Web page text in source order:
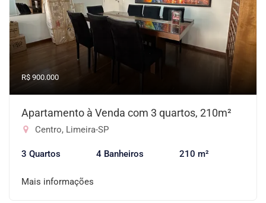
R$ 900.000
Apartamento à Venda com 3 quartos, 210m²
Centro, Limeira-SP
3 Quartos 4 Banheiros 210 m²
Mais informações